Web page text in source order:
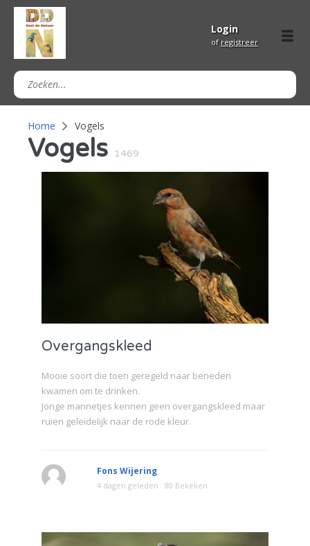
Login
of registreer
Home Vogels
Vogels 1469
Overgangskleed
Mooie soort die toen geregeld naar beneden
kwamen om te drinken.
Jonge mannetjes kennen geen overgangskleed maar
ruien geleidelijk naar de rode kleur.
Fons Wijering
4 dagen geleden 80 Bekeken